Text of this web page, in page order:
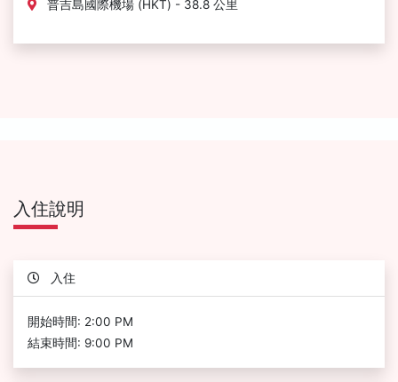
普吉島國際機場 (HKT) - 38.8 公里
入住說明
入住
開始時間: 2:00 PM
結束時間: 9:00 PM